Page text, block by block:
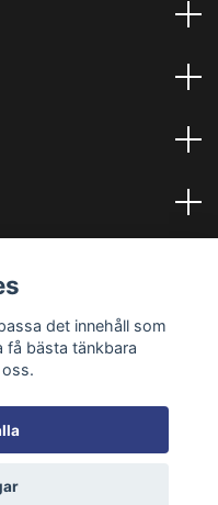
reserverade
det innehåll som
bästa tänkbara